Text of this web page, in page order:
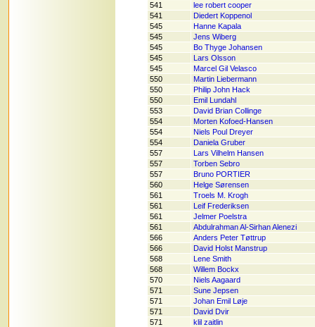
541
lee robert cooper
541
Diedert Koppenol
545
Hanne Kapala
545
Jens Wiberg
545
Bo Thyge Johansen
545
Lars Olsson
545
Marcel Gil Velasco
550
Martin Liebermann
550
Philip John Hack
550
Emil Lundahl
553
David Brian Collinge
554
Morten Kofoed-Hansen
554
Niels Poul Dreyer
554
Daniela Gruber
557
Lars Vilhelm Hansen
557
Torben Sebro
557
Bruno PORTIER
560
Helge Sørensen
561
Troels M. Krogh
561
Leif Frederiksen
561
Jelmer Poelstra
561
Abdulrahman Al-Sirhan Alenezi
566
Anders Peter Tøttrup
566
David Holst Manstrup
568
Lene Smith
568
Willem Bockx
570
Niels Aagaard
571
Sune Jepsen
571
Johan Emil Løje
571
David Dvir
571
klil zaitlin